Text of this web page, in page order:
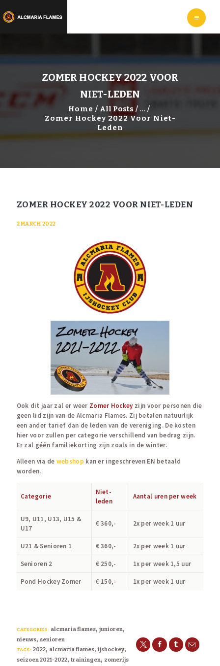
ZOMER HOCKEY 2022 VOOR
NIET-LEDEN
Home All Posts
...
Zomer Hockey 2022 Voor Niet-
Leden
WEBSHOP
INFORMATIE
ZOMER HOCKEY 2022 VOOR NIET-LEDEN
2 MARCH 2022
Ook dit jaar zal er weer Zomer Hockeyzijn voor personen die
geen lid zijn van de Alcmaria Flames. Zij betalen natuurlijk
een ander tarief dan de leden van de vereniging. De kosten
hier voor zullen per categorie verschillend van bedrag zijn.
Er zal géénfamiliekorting zijn zoals in de winter.
Alleen via de webshop kan er ingeschreven EN betaald
worden.
Categorie
Niet-
leden
Aantal uren per week
U9, U11, U13, U15 &
U17
€ 360,- 2x per week 1 uur
U21 & Senioren 1 € 360,- 2x per week 1 uur
Senioren 2 € 250,- 1x per week 1,5 uur
Pond Hockey Zomer € 150,- 1x per week 1 uur
CATEGORIES: alcmaria flames, junioren,
nieuws, senioren
TAGS: 2022, alcmaria flames, ijshockey,
seizoen 2021-2022, trainingen, zomerijs